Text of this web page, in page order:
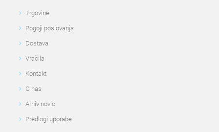
Trgovine
Pogoji poslovanja
Dostava
Vračila
Kontakt
O nas
Arhiv novic
Predlogi uporabe